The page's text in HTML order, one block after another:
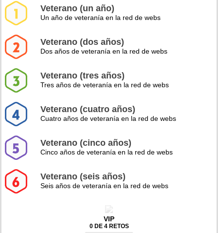
Veterano (un año)
Un año de veteranía en la red de webs
Veterano (dos años)
Dos años de veteranía en la red de webs
Veterano (tres años)
Tres años de veteranía en la red de webs
Veterano (cuatro años)
Cuatro años de veteranía en la red de webs
Veterano (cinco años)
Cinco años de veteranía en la red de webs
Veterano (seis años)
Seis años de veteranía en la red de webs
VIP
0 DE 4 RETOS